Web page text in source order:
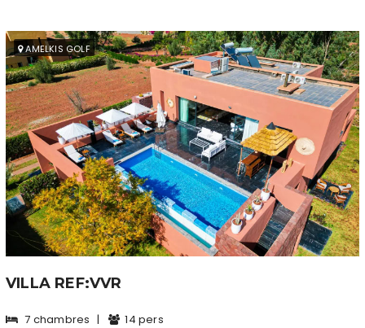
AMELKIS GOLF
VILLA REF:VVR
7 chambres | 14 pers